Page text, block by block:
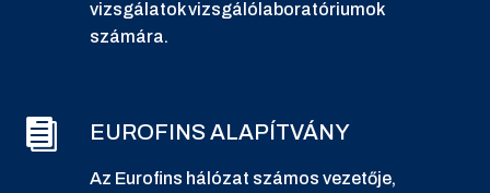
vizsgálatok vizsgálólaboratóriumok
számára.
EUROFINS ALAPÍTVÁNY
Az Eurofins hálózat számos vezetője,